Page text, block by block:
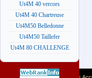
Ut4M 40 vercors
Ut4M 40 Chartreuse
Ut4M50 Belledonne
Ut4M50 Taillefer
Ut4M 80 CHALLENGE